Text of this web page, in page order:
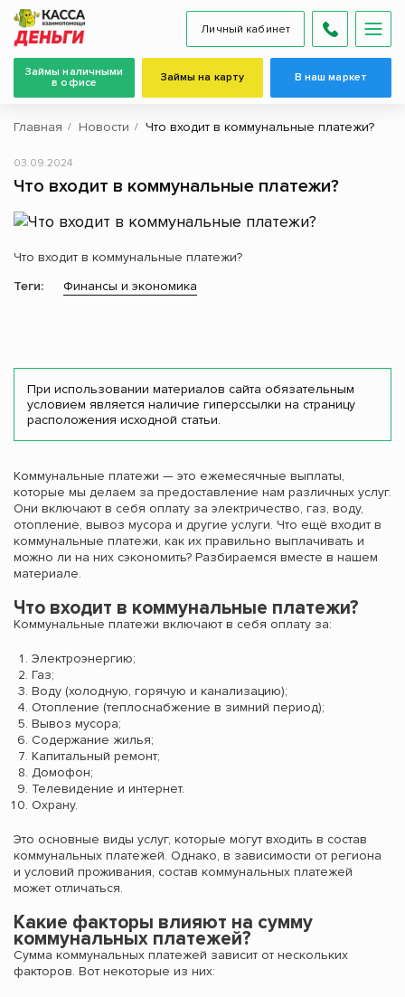
Личный кабинет
Займы наличными
в офисе
Займы на карту В наш маркет
Главная Новости Что входит в коммунальные платежи?
Что входит в коммунальные платежи?
03.09.2024
Что входит в коммунальные платежи?
Теги:
Финансы и экономика
При использовании материалов сайта обязательным
условием является наличие гиперссылки на страницу
расположения исходной статьи.
Коммунальные платежи — это ежемесячные выплаты,
которые мы делаем за предоставление нам различных услуг.
Они включают в себя оплату за электричество, газ, воду,
отопление, вывоз мусора и другие услуги. Что ещё входит в
коммунальные платежи, как их правильно выплачивать и
можно ли на них сэкономить? Разбираемся вместе в нашем
материале.
Что входит в коммунальные платежи?
Коммунальные платежи включают в себя оплату за:
Электроэнергию;
Газ;
Воду (холодную, горячую и канализацию);
Отопление (теплоснабжение в зимний период);
Вывоз мусора;
Содержание жилья;
Капитальный ремонт;
Домофон;
Телевидение и интернет.
Охрану.
Это основные виды услуг, которые могут входить в состав
коммунальных платежей. Однако, в зависимости от региона
и условий проживания, состав коммунальных платежей
может отличаться.
Какие факторы влияют на сумму
коммунальных платежей?
Сумма коммунальных платежей зависит от нескольких
факторов. Вот некоторые из них: